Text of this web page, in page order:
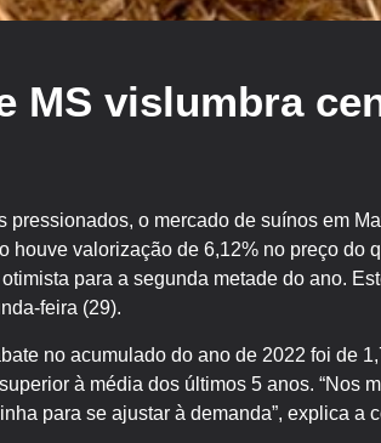
MS vislumbra
pressionados, o mercado de suínos em
houve valorização de 6,12% no preço do
para a segunda metade do ano.
feira (29).
no acumulado do ano de 2022 foi de
à média dos últimos 5 anos. “Nos
para se ajustar à demanda”, explica a